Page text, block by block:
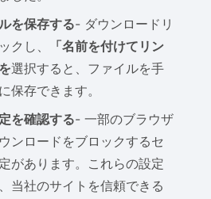
を保存する- ダウンロードリ
クし、
「名前を付けてリン
選択すると、ファイルを手
保存できます。
を確認する- 一部のブラウザ
ンロードをブロックするセ
があります。これらの設定
当社のサイトを信頼できる